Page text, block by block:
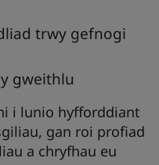
trwy gefnogi
gweithlu
i lunio hyfforddiant
gan roi profiad
a chryfhau eu